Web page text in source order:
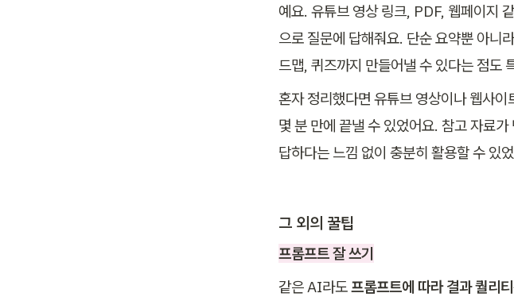
예요. 유튜브 영상 링크, PDF, 웹페이지
으로 질문에 답해줘요. 단순 요약뿐 아니
드맵, 퀴즈까지 만들어낼 수 있다는 점도
혼자 정리했다면 유튜브 영상이나 웹사
몇 분 만에 끝낼 수 있었어요. 참고 자료
답하다는 느낌 없이 충분히 활용할 수 있
그 외의 꿀팁
프롬프트 잘 쓰기
같은 AI라도 프롬프트에 따라 결과 퀄리